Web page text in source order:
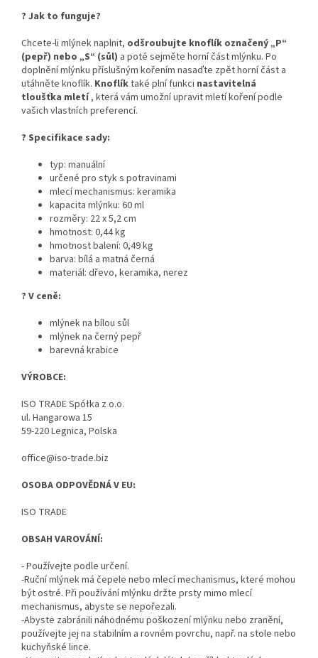
? Jak to funguje?
Chcete-li mlýnek naplnit, odšroubujte knoflík označený „P“
(pepř) nebo „S“ (sůl) a poté sejměte horní část mlýnku. Po
doplnění mlýnku příslušným kořením nasaďte zpět horní část a
utáhněte knoflík. Knoflíktaké plní funkci nastavitelná
tloušťka mletí, která vám umožní upravit mletí koření podle
vašich vlastních preferencí.
? Specifikace sady:
typ: manuální
určené pro styk s potravinami
mlecí mechanismus: keramika
kapacita mlýnku: 60 ml
rozměry: 22 x 5,2 cm
hmotnost: 0,44 kg
hmotnost balení: 0,49 kg
barva: bílá a matná černá
materiál: dřevo, keramika, nerez
? V ceně:
mlýnek na bílou sůl
mlýnek na černý pepř
barevná krabice
VÝROBCE:
ISO TRADE Spółka z o.o.
ul. Hangarowa 15
59-220 Legnica, Polska
office@iso-trade.biz
OSOBA ODPOVĚDNÁ V EU:
ISO TRADE
OBSAH VAROVÁNÍ:
- Používejte podle určení.
-Ruční mlýnek má čepele nebo mlecí mechanismus, které mohou
být ostré. Při používání mlýnku držte prsty mimo mlecí
mechanismus, abyste se nepořezali.
-Abyste zabránili náhodnému poškození mlýnku nebo zranění,
používejte jej na stabilním a rovném povrchu, např. na stole nebo
kuchyňské lince.